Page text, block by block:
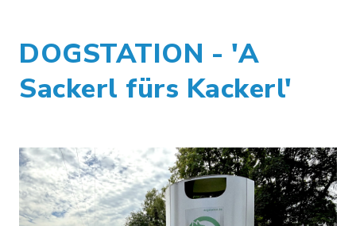
DOGSTATION - 'A
Sackerl fürs Kackerl'